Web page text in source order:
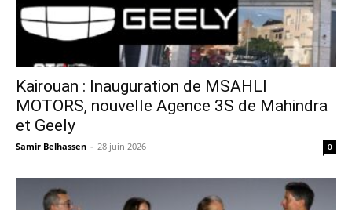
Kairouan : Inauguration de MSAHLI
MOTORS, nouvelle Agence 3S de Mahindra
et Geely
Samir Belhassen - 28 juin 2026 0